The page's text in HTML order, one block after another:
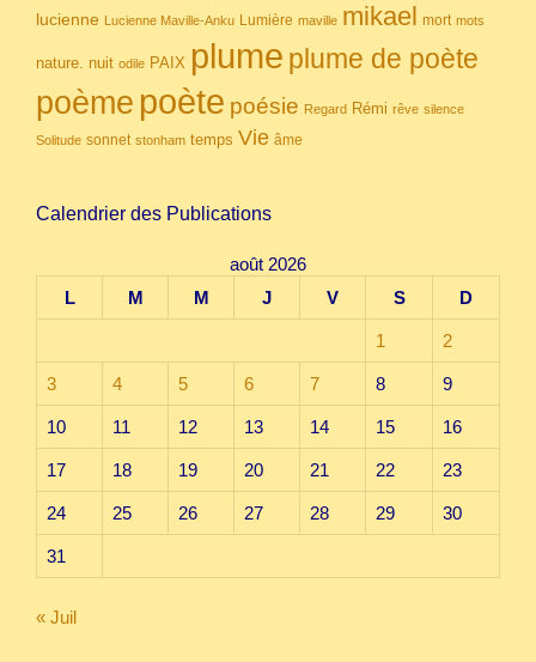
lucienne Lucienne Maville-Anku Lumière maville mikael mort mots
nature. nuit odile PAIX plume plume de poète
poème poète poésie Regard Rémi rêve silence
Solitude sonnet stonham temps Vie âme
Calendrier des Publications
août 2026
L
M M J V S D
1 2
3 4 5 6 7 8 9
10 11 12 13 14 15 16
17 18 19 20 21 22 23
24 25 26 27 28 29 30
31
« Juil